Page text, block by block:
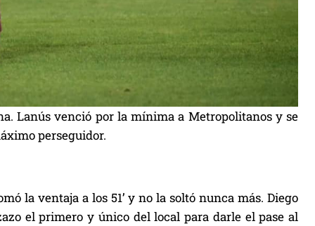
Lanús venció por la mínima a Metropolitanos y se
perseguidor.
la ventaja a los 51’ y no la soltó nunca más. Diego
el primero y único del local para darle el pase al